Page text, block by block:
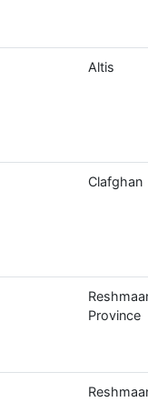
Altis
Clafghan
Province